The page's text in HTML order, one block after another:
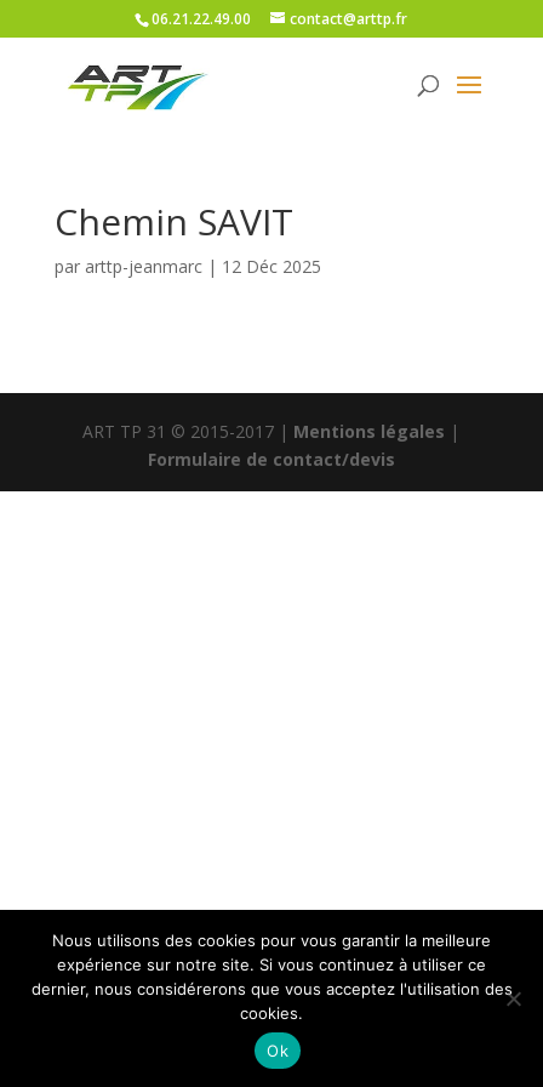
06.21.22.49.00 contact@arttp.fr
Chemin SAVIT
par arttp-jeanmarc| 12 Déc 2025
ART TP 31 © 2015-2017 | Mentions légales |
Formulaire de contact/devis
Nous utilisons des cookies pour vous garantir la meilleure
expérience sur notre site. Si vous continuez à utiliser ce
dernier, nous considérerons que vous acceptez l'utilisation des
cookies.
Ok